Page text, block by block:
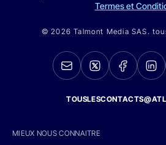
Termes et
© 2026 Talmont Media SAS.
MIEUX NOUS CONNAITRE